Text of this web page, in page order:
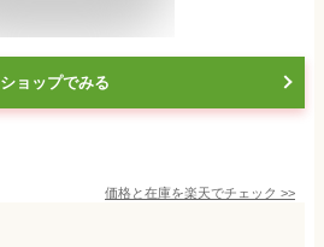
ショップでみる
価格と在庫を楽天でチェック >>